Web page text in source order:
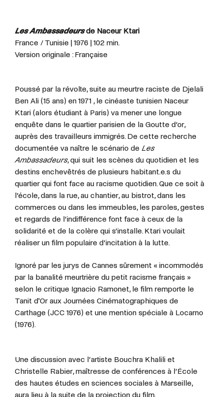
Les Ambassadeurs de Naceur Ktari
France / Tunisie | 1976 | 102 min.
Version originale : Française
Poussé par la révolte, suite au meurtre raciste de Djelali
Ben Ali (15 ans) en 1971 , le cinéaste tunisien Naceur
Ktari (alors étudiant à Paris) va mener une longue
enquête dans le quartier parisien de la Goutte d’or,
auprès des travailleurs immigrés. De cette recherche
documentée va naître le scénario de Les
Ambassadeurs, qui suit les scènes du quotidien et les
destins enchevêtrés de plusieurs habitant.e.s du
quartier qui font face au racisme quotidien. Que ce soit à
l’école, dans la rue, au chantier, au bistrot, dans les
commerces ou dans les immeubles, les paroles, gestes
et regards de l’indifférence font face à ceux de la
solidarité et de la colère qui s’installe. Ktari voulait
réaliser un film populaire d’incitation à la lutte.
Ignoré par les jurys de Cannes sûrement « incommodés
par la banalité meurtrière du petit racisme français »
selon le critique Ignacio Ramonet, le film remporte le
Tanit d'Or aux Journées Cinématographiques de
Carthage (JCC 1976) et une mention spéciale à Locarno
(1976).
Une discussion avec l’artiste Bouchra Khalili et
Christelle Rabier, maîtresse de conférences à l’École
des hautes études en sciences sociales à Marseille,
aura lieu à la suite de la projection du film.